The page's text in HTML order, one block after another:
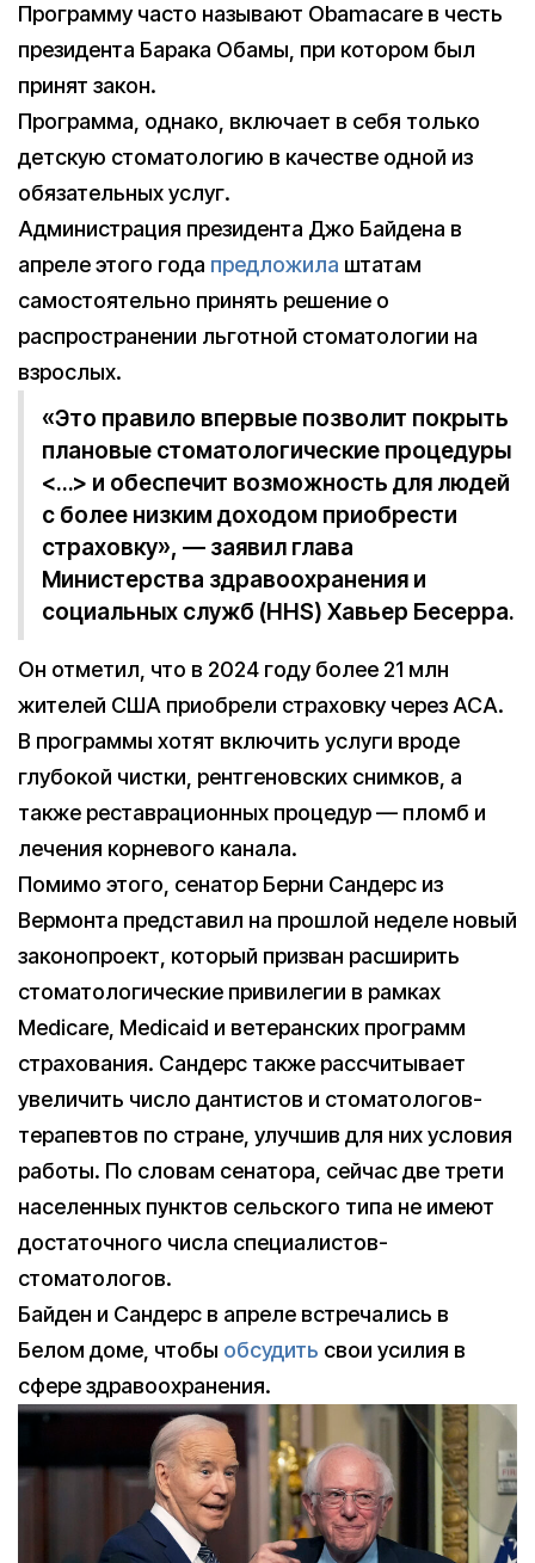
Программу часто называют Obamacare в честь
президента Барака Обамы, при котором был
принят закон.
Программа, однако, включает в себя только
детскую стоматологию в качестве одной из
обязательных услуг.
Администрация президента Джо Байдена в
апреле этого года предложила штатам
самостоятельно принять решение о
распространении льготной стоматологии на
взрослых.
«Это правило впервые позволит покрыть
плановые стоматологические процедуры
<…> и обеспечит возможность для людей
с более низким доходом приобрести
страховку», — заявил глава
Министерства здравоохранения и
социальных служб (HHS) Хавьер Бесерра.
Он отметил, что в 2024 году более 21 млн
жителей США приобрели страховку через ACA.
В программы хотят включить услуги вроде
глубокой чистки, рентгеновских снимков, а
также реставрационных процедур — пломб и
лечения корневого канала.
Помимо этого, сенатор Берни Сандерс из
Вермонта представил на прошлой неделе новый
законопроект, который призван расширить
стоматологические привилегии в рамках
Medicare, Medicaid и ветеранских программ
страхования. Сандерс также рассчитывает
увеличить число дантистов и стоматологов-
терапевтов по стране, улучшив для них условия
работы. По словам сенатора, сейчас две трети
населенных пунктов сельского типа не имеют
достаточного числа специалистов-
стоматологов.
Байден и Сандерс в апреле встречались в
Белом доме, чтобы обсудить свои усилия в
сфере здравоохранения.